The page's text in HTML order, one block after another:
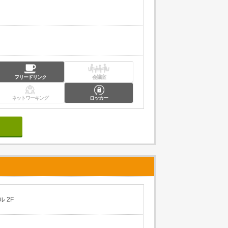
フリードリンク 会議室
ネットワーキング ロッカー
2F